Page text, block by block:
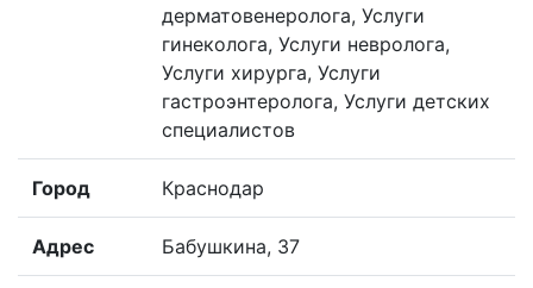
дерматовенеролога, Услуги
гинеколога, Услуги невролога,
Услуги хирурга, Услуги
гастроэнтеролога, Услуги детских
специалистов
Город Краснодар
Адрес Бабушкина, 37